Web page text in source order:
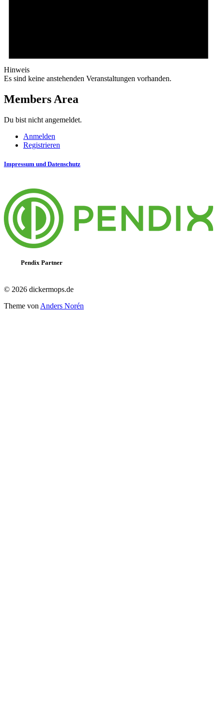
Hinweis
Es sind keine anstehenden Veranstaltungen vorhanden.
Members Area
Du bist nicht angemeldet.
Anmelden
Registrieren
Impressum und Datenschutz
Pendix Partner
© 2026 dickermops.de
Theme von Anders Norén